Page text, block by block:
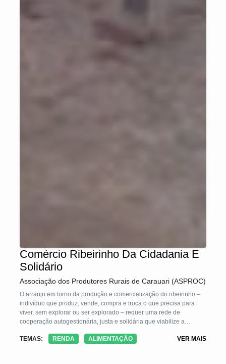
Comércio Ribeirinho Da Cidadania E
Solidário
Associação dos Produtores Rurais de Carauari (ASPROC)
O arranjo em torno da produção e comercialização do ribeirinho –
indivíduo que produz, vende, compra e troca o que precisa para
viver, sem explorar ou ser explorado – requer uma rede de
cooperação autogestionária, justa e solidária que viabilize a
TEMAS:
RENDA ALIMENTAÇÃO VER MAIS